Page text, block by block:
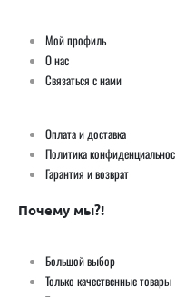
Мой профиль
О нас
Связаться с нами
Оплата и доставка
Политика
Гарантия и возврат
Почему мы?!
Большой выбор
Только качественные товары